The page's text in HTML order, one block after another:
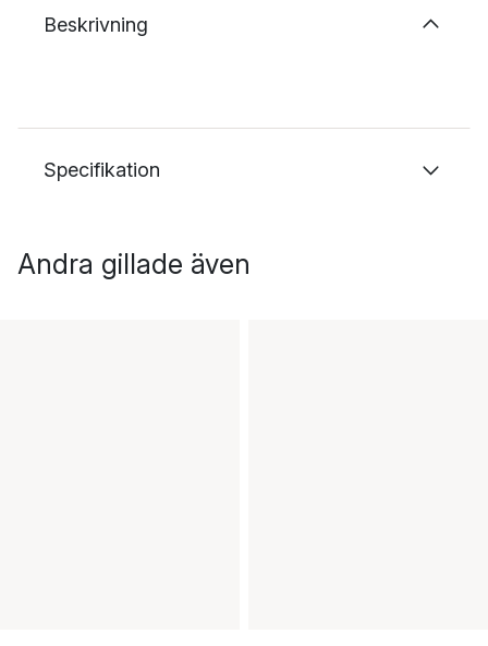
Beskrivning
Specifikation
Andra gillade även